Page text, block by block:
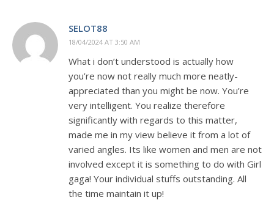
SELOT88
18/04/2024 AT 3:50 AM
What i don’t understood is actually how
you’re now not really much more neatly-
appreciated than you might be now. You’re
very intelligent. You realize therefore
significantly with regards to this matter,
made me in my view believe it from a lot of
varied angles. Its like women and men are not
involved except it is something to do with Girl
gaga! Your individual stuffs outstanding. All
the time maintain it up!